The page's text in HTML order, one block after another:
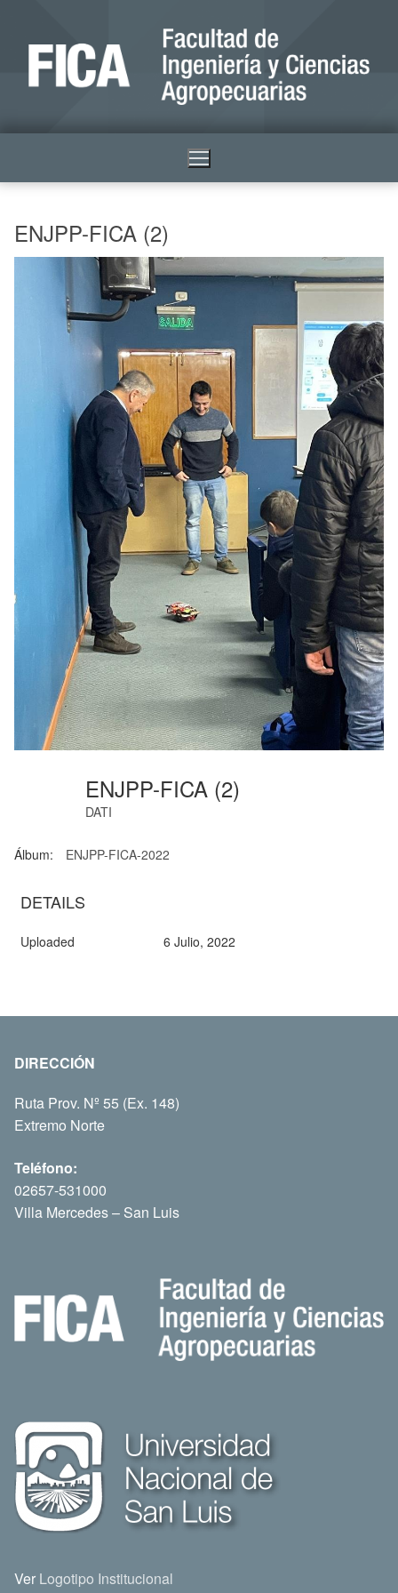
ENJPP-FICA (2)
ENJPP-FICA (2)
DATI
Álbum: ENJPP-FICA-2022
DETAILS
Uploaded 6 Julio, 2022
DIRECCIÓN
Ruta Prov. Nº 55 (Ex. 148)
Extremo Norte
Teléfono:
02657-531000
Villa Mercedes – San Luis
Ver Logotipo Institucional